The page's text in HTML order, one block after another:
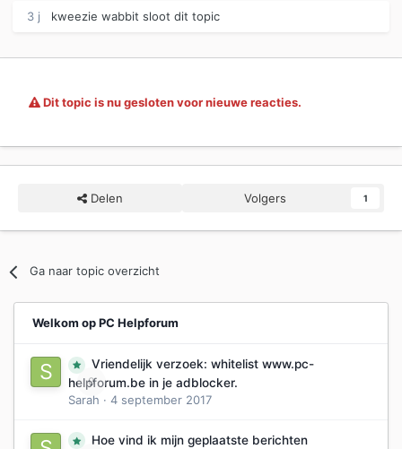
3 j kweezie wabbit sloot dit topic
Dit topic is nu gesloten voor nieuwe reacties.
Delen Volgers 1
Ga naar topic overzicht
Welkom op PC Helpforum
0
Vriendelijk verzoek: whitelist www.pc-
helpforum.be in je adblocker.
Sarah · 4 september 2017
Hoe vind ik mijn geplaatste berichten